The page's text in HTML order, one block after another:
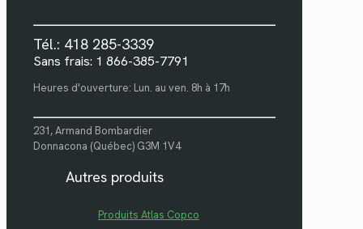
Tél.: 418 285-3339
Sans frais: 1 866-385-7791
Heures d'ouverture: Lun. au ven. 8h à 17h
231, Armand Bombardier
Donnacona (Québec) G3M 1V4
Autres produits
Produits Atlas Copco